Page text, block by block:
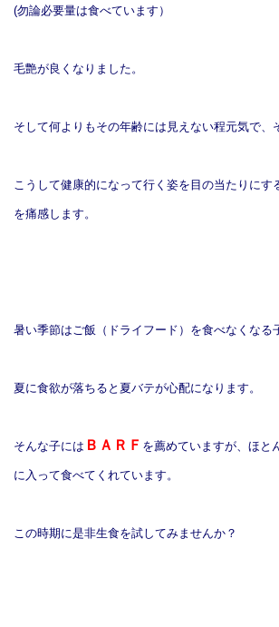
(勿論必要量は食べています）
毛艶が良くなりました。
そして何よりもその年齢には見えない程元気で、
こうして健康的になって行く姿を目の当たりにす
を痛感します。
暑い季節はご飯（ドライフード）を食べなくなる
夏に食欲が落ちると夏バテが心配になります。
そんな子には ＢＡＲＦ を薦めていますが、ほと
に入って食べてくれています。
この時期に是非生食を試してみませんか？